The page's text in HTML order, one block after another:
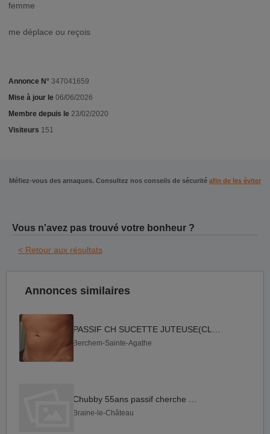
femme
me déplace ou reçois
Annonce N° 347041659
Mise à jour le 06/06/2026
Membre depuis le 23/02/2020
Visiteurs 151
Méfiez-vous des arnaques. Consultez nos conseils de sécurité afin de les éviter
Vous n'avez pas trouvé votre bonheur ?
< Retour aux résultats
Annonces similaires
Berchem-Sainte-Agathe
Braine-le-Château